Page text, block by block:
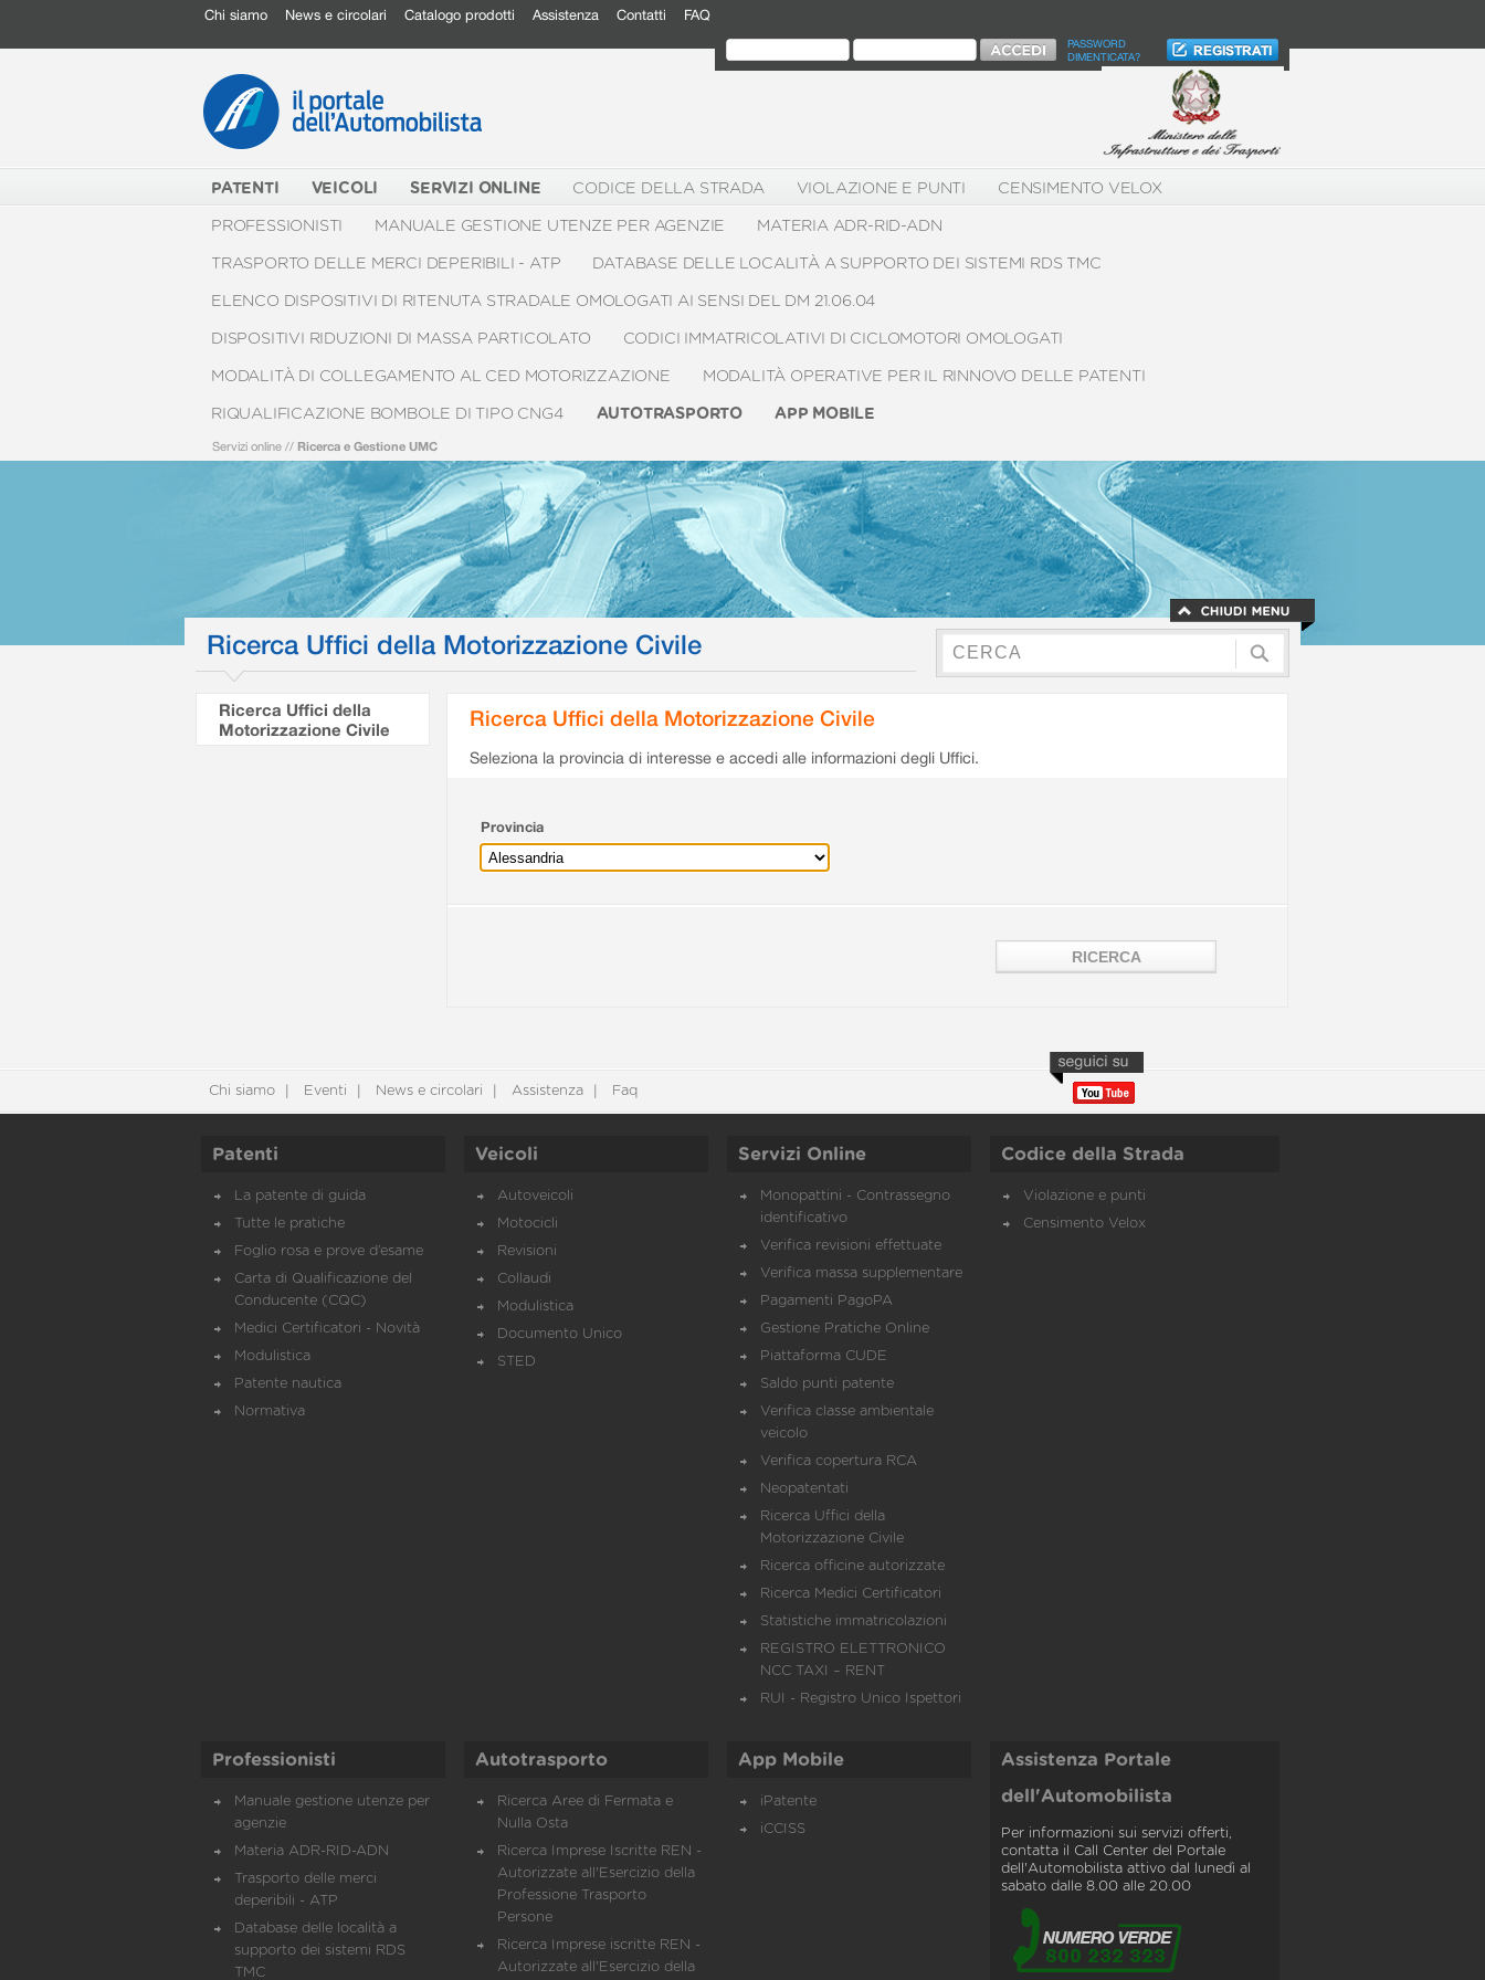
Chi siamo News e circolari Catalogo prodotti Assistenza Contatti FAQ
PASSWORD
DIMENTICATA?
PATENTI VEICOLI SERVIZI ONLINE CODICE DELLA STRADA VIOLAZIONE E PUNTI CENSIMENTO VELOX
PROFESSIONISTI MANUALE GESTIONE UTENZE PER AGENZIE MATERIA ADR-RID-ADN
TRASPORTO DELLE MERCI DEPERIBILI - ATP DATABASE DELLE LOCALITÀ A SUPPORTO DEI SISTEMI RDS TMC
ELENCO DISPOSITIVI DI RITENUTA STRADALE OMOLOGATI AI SENSI DEL DM 21.06.04
DISPOSITIVI RIDUZIONI DI MASSA PARTICOLATO CODICI IMMATRICOLATIVI DI CICLOMOTORI OMOLOGATI
MODALITÀ DI COLLEGAMENTO AL CED MOTORIZZAZIONE MODALITÀ OPERATIVE PER IL RINNOVO DELLE PATENTI
RIQUALIFICAZIONE BOMBOLE DI TIPO CNG4 AUTOTRASPORTO APP MOBILE
Servizi online // Ricerca e Gestione UMC
Ricerca Uffici della Motorizzazione Civile
Ricerca Uffici della
Motorizzazione Civile
Ricerca Uffici della Motorizzazione Civile
Seleziona la provincia di interesse e accedi alle informazioni degli Uffici.
Provincia
Chi siamo Eventi News e circolari Assistenza Faq
Patenti
La patente di guida
Tutte le pratiche
Foglio rosa e prove d’esame
Carta di Qualificazione del
Conducente (CQC)
Medici Certificatori - Novità
Modulistica
Patente nautica
Normativa
Veicoli
Autoveicoli
Motocicli
Revisioni
Collaudi
Modulistica
Documento Unico
STED
Servizi Online
Monopattini - Contrassegno
identificativo
Verifica revisioni effettuate
Verifica massa supplementare
Pagamenti PagoPA
Gestione Pratiche Online
Piattaforma CUDE
Saldo punti patente
Verifica classe ambientale
veicolo
Verifica copertura RCA
Neopatentati
Ricerca Uffici della
Motorizzazione Civile
Ricerca officine autorizzate
Ricerca Medici Certificatori
Statistiche immatricolazioni
REGISTRO ELETTRONICO
NCC TAXI – RENT
RUI - Registro Unico Ispettori
Codice della Strada
Violazione e punti
Censimento Velox
Professionisti
Manuale gestione utenze per
agenzie
Materia ADR-RID-ADN
Trasporto delle merci
deperibili - ATP
Database delle località a
supporto dei sistemi RDS
TMC
Autotrasporto
Ricerca Aree di Fermata e
Nulla Osta
Ricerca Imprese Iscritte REN -
Autorizzate all'Esercizio della
Professione Trasporto
Persone
Ricerca Imprese iscritte REN -
Autorizzate all'Esercizio della
App Mobile
iPatente
iCCISS
Assistenza Portale
dell'Automobilista
Per informazioni sui servizi offerti,
contatta il Call Center del Portale
dell'Automobilista attivo dal lunedì al
sabato dalle 8.00 alle 20.00